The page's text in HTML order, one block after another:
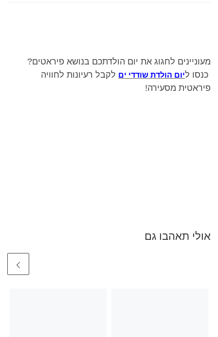
מעוניינים לחגוג את יום הולדתכם בנושא פיראטים?
כנסו ליום הולדת שודדי ים לקבל רעיונות לחוויה
פיראטית מסעירה!
אולי תאהבו גם